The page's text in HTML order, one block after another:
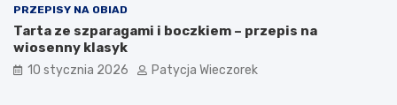
PRZEPISY NA OBIAD
Tarta ze szparagami i boczkiem – przepis na
wiosenny klasyk
10 stycznia 2026 Patycja Wieczorek